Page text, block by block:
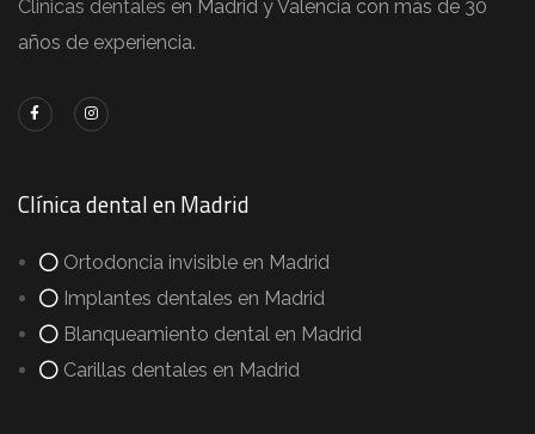
Clinicas dentales en Madrid y Valencia con más de 30
años de experiencia.
Clínica dental en Madrid
Ortodoncia invisible en Madrid
Implantes dentales en Madrid
Blanqueamiento dental en Madrid
Carillas dentales en Madrid